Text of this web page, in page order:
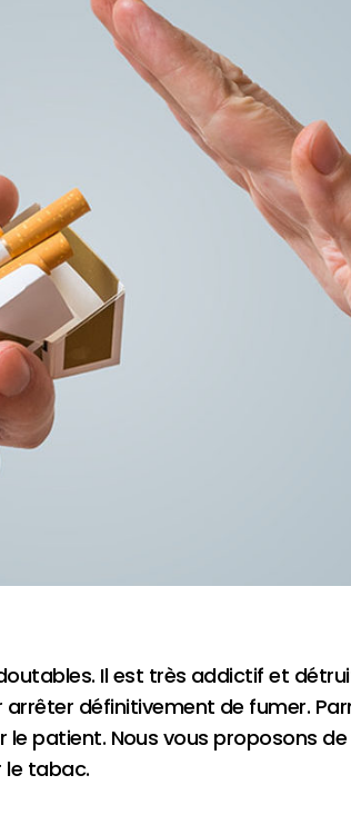
Il est très addictif et
définitivement de fumer.
patient. Nous vous proposons
le tabac.